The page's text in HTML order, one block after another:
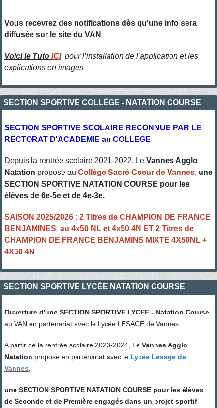
Vous recevrez des notifications dès qu'une info sera
diffusée sur le site du VAN
Voici le Tuto ICI pour l’installation de l’application et les
explications en images
SECTION SPORTIVE COLLÈGE - NATATION COURSE
SECTION SPORTIVE SCOLAIRE RECONNUE PAR LE
RECTORAT D'ACADEMIE au COLLEGE
Depuis la rentrée scolaire 2021-2022, Le Vannes Agglo
Natation propose au Collège Sacré Coeur de Vannes, une
SECTION SPORTIVE NATATION COURSE pour les
élèves de 6e-5e et de 4e-3e.
SAISON 2025/2026 : 2 Titres de CHAMPION DE FRANCE
BENJAMINES au 4x50 NL et 4x50 4N ET 2 Titres de
CHAMPION DE FRANCE BENJAMINS MIXTE 4X50NL +
4X50 4N
SECTION SPORTIVE LYCÉE NATATION COURSE
Ouverture d'une SECTION SPORTIVE LYCEE - Natation Course
au VAN en partenariat avec le Lycée LESAGE de Vannes.
A partir de la rentrée scolaire 2023-2024, Le Vannes Agglo
Natation propose en partenariat avec le Lycée Lesage de
Vannes
une SECTION SPORTIVE NATATION COURSE pour les élèves
de Seconde et de Première engagés dans un projet sportif